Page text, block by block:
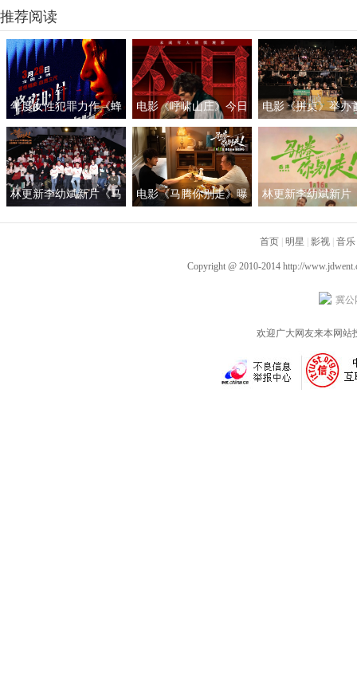
前》感情也两难
推荐阅读
年度女性犯罪力作《蜂
蜜的针》定档3月28日
绝版影后阵容癫
电影《呼啸山庄》今日
上映
电影《拼桌》举办
礼及路演 白色情人
约搭子稳稳幸福
林更新李幼斌新片《马
电影《马腾你别走》曝
生“新地图”
林更新李幼斌新片
首页 明星 影视 音乐
Copyright @ 2010-2014 http://
冀公
欢迎广大网友来本网站